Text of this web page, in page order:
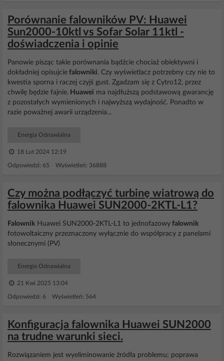
Porównanie falowników PV: Huawei
Sun2000-10ktl vs Sofar Solar 11ktl -
doświadczenia i opinie
Panowie pisząc takie porównania bądźcie chociaż obiektywni i
dokładniej opisujcie falowniki. Czy wyświetlacz potrzebny czy nie to
kwestia sporna i raczej czyjś gust. Zgadzam się z Cytro12, przez
chwilę będzie fajnie. Huawei ma najdłuższą podstawową gwarancję
z pozostałych wymienionych i najwyższą wydajność. Ponadto w
razie poważnej awarii urządzenia...
Energia Odnawialna
18 Lut 2024 12:19
Odpowiedzi: 65 Wyświetleń: 36888
Czy można podłączyć turbinę wiatrową do
falownika Huawei SUN2000-2KTL-L1?
Falownik Huawei SUN2000-2KTL-L1 to jednofazowy falownik
fotowoltaiczny przeznaczony wyłącznie do współpracy z panelami
słonecznymi (PV)
Energia Odnawialna
21 Kwi 2025 13:04
Odpowiedzi: 6 Wyświetleń: 564
Konfiguracja falownika Huawei SUN2000
na trudne warunki sieci.
Rozwiązaniem jest wyeliminowanie źródła problemu; poprawa